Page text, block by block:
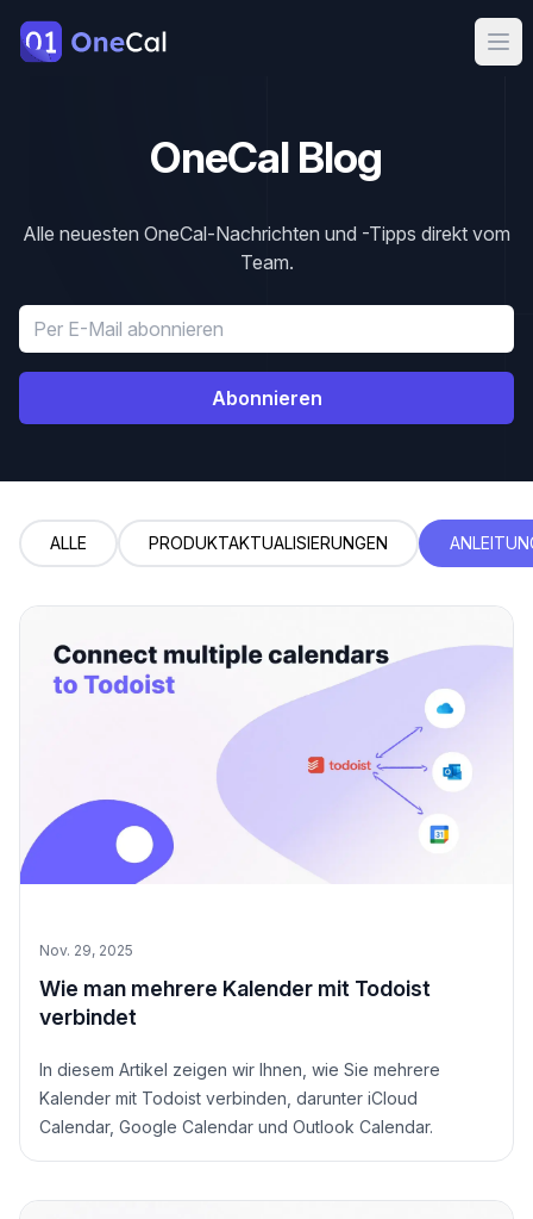
OneCal
OneCal Blog
Alle neuesten OneCal-Nachrichten und -Tipps direkt vom
Team.
E-Mail-Adresse
Abonnieren
ALLE PRODUKTAKTUALISIERUNGEN
Nov. 29, 2025
Wie man mehrere Kalender mit Todoist
verbindet
In diesem Artikel zeigen wir Ihnen, wie Sie mehrere
Kalender mit Todoist verbinden, darunter iCloud
Calendar, Google Calendar und Outlook Calendar.